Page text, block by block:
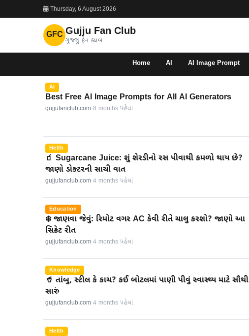
Thursday, 6 August 2026
GFC Gujju Fan Club
ગુજ્જુ ફેન ક્લબ
Home AI AI Image Prompt
AI
Best Free AI Image Prompts for All AI Generators
gujjufanclub.com·8 months પહેલાં
Helth
🧃 Sugarcane Juice: શું શેરડીનો રસ પીવાથી કમળો થાય છે?
જાણો ડોક્ટરની સાચી વાત
gujjufanclub.com·4 months પહેલાં
Education
❄️ જાણવા જેવું: રિમોટ વગર AC કેવી રીતે ચાલુ કરશો? જાણો આ
સિક્રેટ રીત
gujjufanclub.com·4 months પહેલાં
Knowledge
🥤 તાંબુ, સ્ટીલ કે કાચ? કઈ બોટલમાં પાણી પીવું સ્વાસ્થ્ય માટે સૌથી
સારું
gujjufanclub.com·4 months પહેલાં
Helth